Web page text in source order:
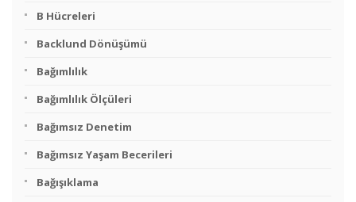
B Hücreleri
Backlund Dönüşümü
Bağımlılık
Bağımlılık Ölçüleri
Bağımsız Denetim
Bağımsız Yaşam Becerileri
Bağışıklama